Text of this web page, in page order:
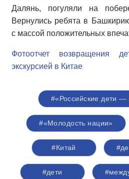
Далянь, погуляли на
Вернулись ребята в
с массой положительных
Фотоотчет возвращения
экскурсией в Китае
#«Российские дети —
#«Молодость нации»
#Китай
#дети